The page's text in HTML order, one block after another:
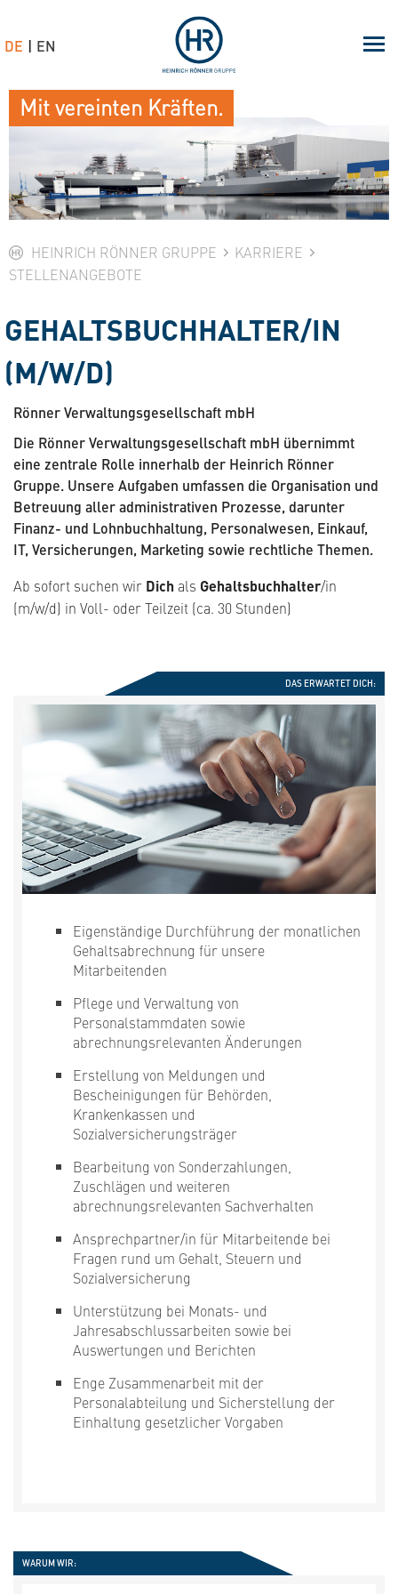
HEINRICH RÖNNER GRUPPE
KARRIERE
STELLENANGEBOTE
GEHALTSBUCHHALTER/IN
(M/W/D)
Rönner Verwaltungsgesellschaft mbH
Die Rönner Verwaltungsgesellschaft mbH übernimmt
eine zentrale Rolle innerhalb der Heinrich Rönner
Gruppe. Unsere Aufgaben umfassen die Organisation und
Betreuung aller administrativen Prozesse, darunter
Finanz- und Lohnbuchhaltung, Personalwesen, Einkauf,
IT, Versicherungen, Marketing sowie rechtliche Themen.
Ab sofort suchen wir Dich als Gehaltsbuchhalter/in
(m/w/d) in Voll- oder Teilzeit (ca. 30 Stunden)
DAS ERWARTET DICH:
Eigenständige Durchführung der monatlichen
Gehaltsabrechnung für unsere
Mitarbeitenden
Pflege und Verwaltung von
Personalstammdaten sowie
abrechnungsrelevanten Änderungen
Erstellung von Meldungen und
Bescheinigungen für Behörden,
Krankenkassen und
Sozialversicherungsträger
Bearbeitung von Sonderzahlungen,
Zuschlägen und weiteren
abrechnungsrelevanten Sachverhalten
Ansprechpartner/in für Mitarbeitende bei
Fragen rund um Gehalt, Steuern und
Sozialversicherung
Unterstützung bei Monats- und
Jahresabschlussarbeiten sowie bei
Auswertungen und Berichten
Enge Zusammenarbeit mit der
Personalabteilung und Sicherstellung der
Einhaltung gesetzlicher Vorgaben
WARUM WIR:
Mit vereinten Kräften.
DE EN